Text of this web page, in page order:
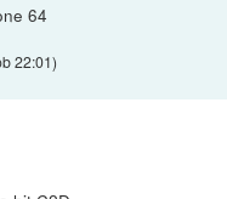
64
22:01)